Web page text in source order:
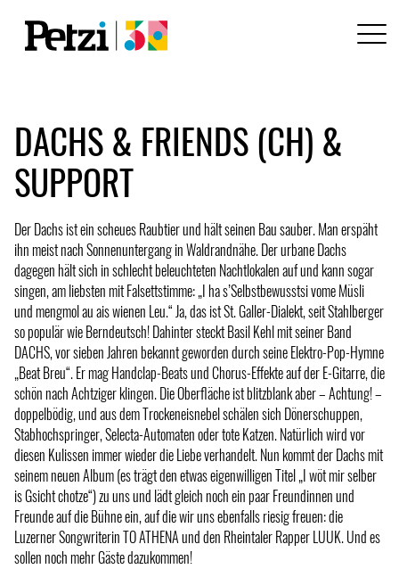
DACHS & FRIENDS (CH) &
SUPPORT
Der Dachs ist ein scheues Raubtier und hält seinen Bau sauber. Man erspäht
ihn meist nach Sonnenuntergang in Waldrandnähe. Der urbane Dachs
dagegen hält sich in schlecht beleuchteten Nachtlokalen auf und kann sogar
singen, am liebsten mit Falsettstimme: „I ha s’Selbstbewusstsi vome Müsli
und mengmol au ais wienen Leu.“ Ja, das ist St. Galler-Dialekt, seit Stahlberger
so populär wie Berndeutsch! Dahinter steckt Basil Kehl mit seiner Band
DACHS, vor sieben Jahren bekannt geworden durch seine Elektro-Pop-Hymne
„Beat Breu“. Er mag Handclap-Beats und Chorus-Effekte auf der E-Gitarre, die
schön nach Achtziger klingen. Die Oberfläche ist blitzblank aber – Achtung! –
doppelbödig, und aus dem Trockeneisnebel schälen sich Dönerschuppen,
Stabhochspringer, Selecta-Automaten oder tote Katzen. Natürlich wird vor
diesen Kulissen immer wieder die Liebe verhandelt. Nun kommt der Dachs mit
seinem neuen Album (es trägt den etwas eigenwilligen Titel „I wöt mir selber
is Gsicht chotze“) zu uns und lädt gleich noch ein paar Freundinnen und
Freunde auf die Bühne ein, auf die wir uns ebenfalls riesig freuen: die
Luzerner Songwriterin TO ATHENA und den Rheintaler Rapper LUUK. Und es
sollen noch mehr Gäste dazukommen!